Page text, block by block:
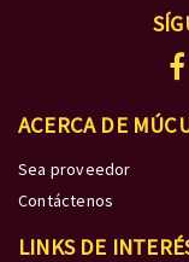
ACERCA DE
Sea proveedor
Contáctenos
LINKS DE